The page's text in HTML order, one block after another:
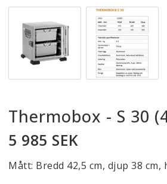
Thermobox - S 30
5 985 SEK
Mått: Bredd 42,5 cm, djup 38 cm,